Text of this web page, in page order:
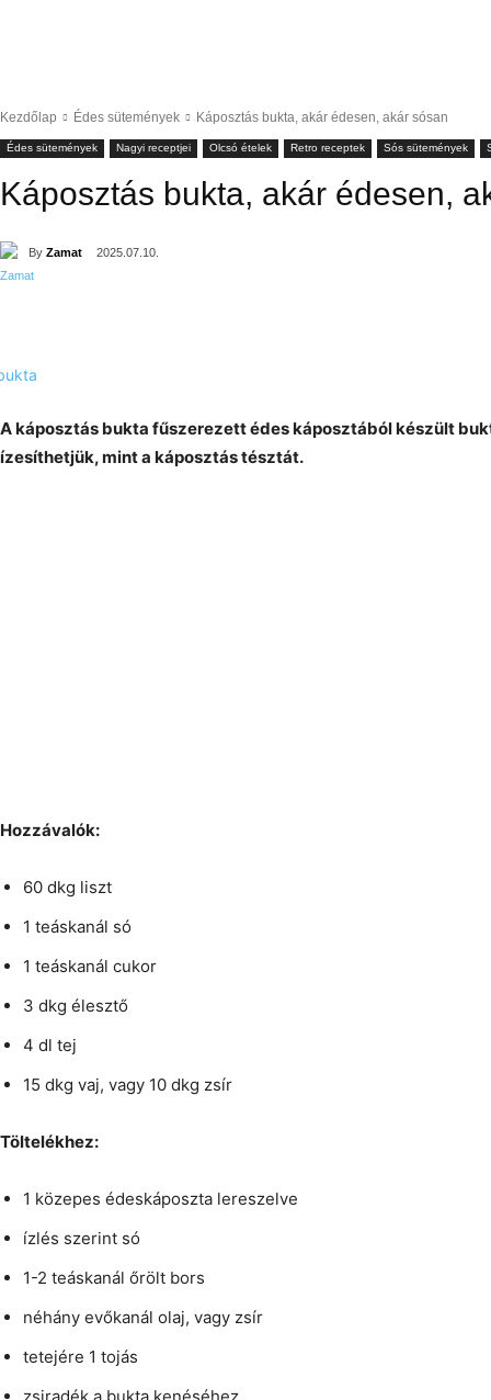
Kezdőlap Édes sütemények Káposztás bukta, akár édesen, akár sósan
Édes sütemények Nagyi receptjei Olcsó ételek Retro receptek Sós sütemények
Káposztás bukta, akár édesen,
By Zamat 2025.07.10.
A káposztás bukta fűszerezett édes káposztából készült
ízesíthetjük, mint a káposztás tésztát.
Hozzávalók:
60 dkg liszt
1 teáskanál só
1 teáskanál cukor
3 dkg élesztő
4 dl tej
15 dkg vaj, vagy 10 dkg zsír
Töltelékhez:
1 közepes édeskáposzta lereszelve
ízlés szerint só
1-2 teáskanál őrölt bors
néhány evőkanál olaj, vagy zsír
tetejére 1 tojás